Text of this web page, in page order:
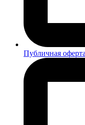
Публичная оферта